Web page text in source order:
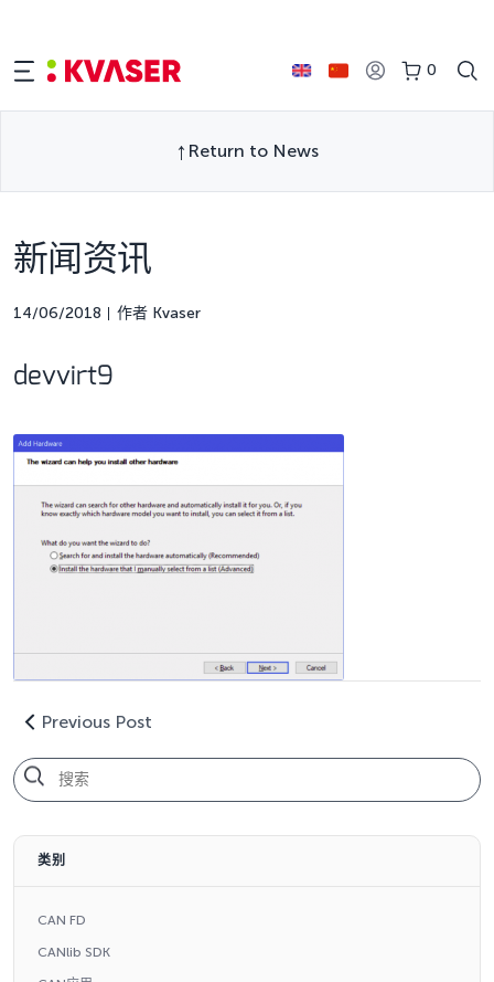
0
Return to News
新闻资讯
14/06/2018 作者 Kvaser
devvirt9
Previous Post
类别
CAN FD
CANlib SDK